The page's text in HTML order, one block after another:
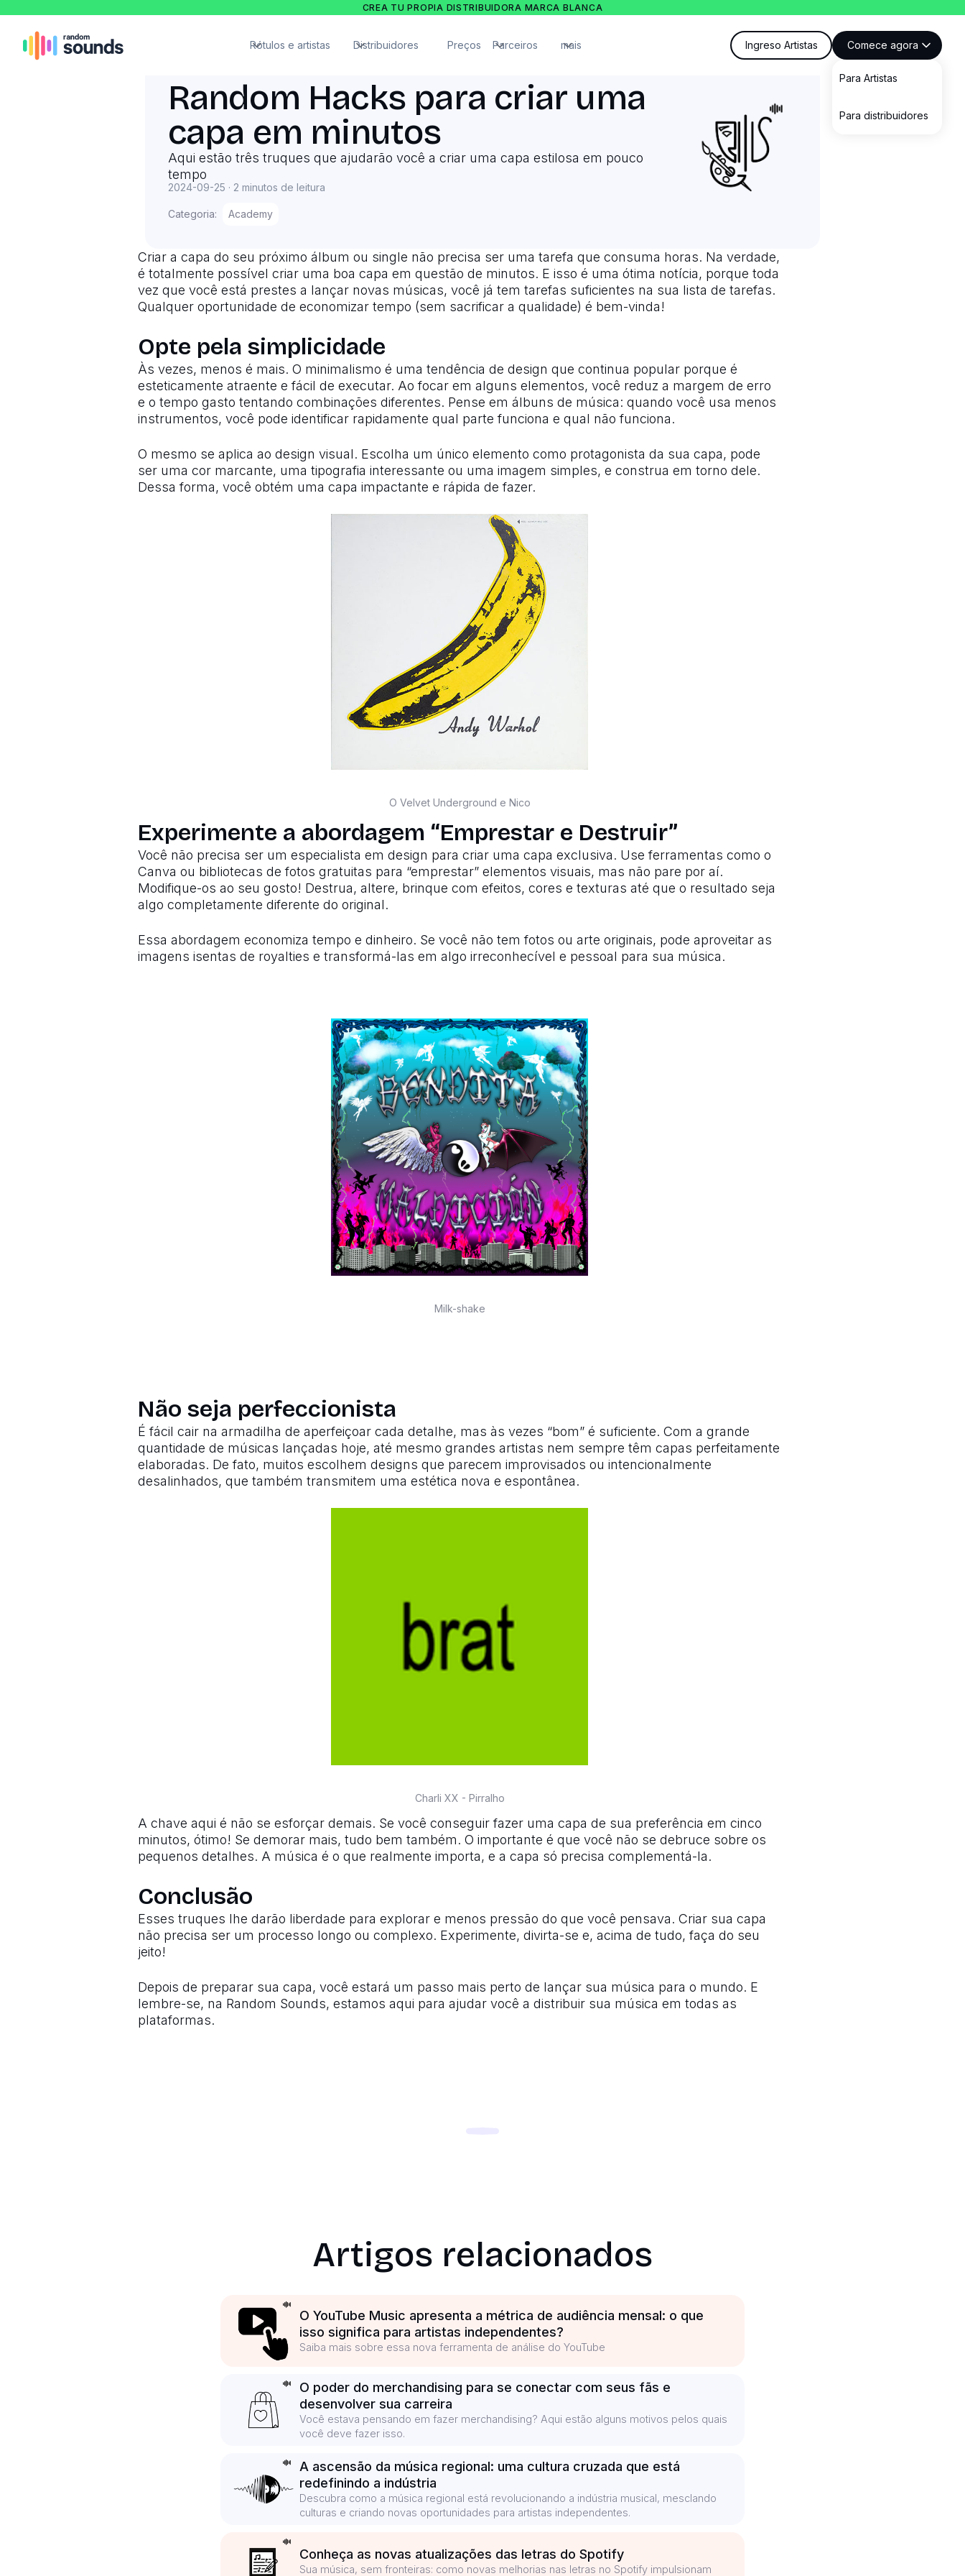
CREA TU PROPIA DISTRIBUIDORA MARCA BLANCA
Rótulos e artistas Distribuidores Preços Parceiros mais Ingreso Artistas Comece agora
Para Artistas
Para distribuidores
Random Hacks para criar uma
capa em minutos
Aqui estão três truques que ajudarão você a criar uma capa estilosa em pouco
tempo
2024-09-25 · 2 minutos de leitura
Categoria: Academy
Criar a capa do seu próximo álbum ou single não precisa ser uma tarefa que consuma horas. Na verdade,
é totalmente possível criar uma boa capa em questão de minutos. E isso é uma ótima notícia, porque toda
vez que você está prestes a lançar novas músicas, você já tem tarefas suficientes na sua lista de tarefas.
Qualquer oportunidade de economizar tempo (sem sacrificar a qualidade) é bem-vinda!
Opte pela simplicidade
Às vezes, menos é mais. O minimalismo é uma tendência de design que continua popular porque é
esteticamente atraente e fácil de executar. Ao focar em alguns elementos, você reduz a margem de erro
e o tempo gasto tentando combinações diferentes. Pense em álbuns de música: quando você usa menos
instrumentos, você pode identificar rapidamente qual parte funciona e qual não funciona.
O mesmo se aplica ao design visual. Escolha um único elemento como protagonista da sua capa, pode
ser uma cor marcante, uma tipografia interessante ou uma imagem simples, e construa em torno dele.
Dessa forma, você obtém uma capa impactante e rápida de fazer.
O Velvet Underground e Nico
Experimente a abordagem “Emprestar e Destruir”
Você não precisa ser um especialista em design para criar uma capa exclusiva. Use ferramentas como o
Canva ou bibliotecas de fotos gratuitas para “emprestar” elementos visuais, mas não pare por aí.
Modifique-os ao seu gosto! Destrua, altere, brinque com efeitos, cores e texturas até que o resultado seja
algo completamente diferente do original.
Essa abordagem economiza tempo e dinheiro. Se você não tem fotos ou arte originais, pode aproveitar as
imagens isentas de royalties e transformá-las em algo irreconhecível e pessoal para sua música.
Milk-shake
Não seja perfeccionista
É fácil cair na armadilha de aperfeiçoar cada detalhe, mas às vezes “bom” é suficiente. Com a grande
quantidade de músicas lançadas hoje, até mesmo grandes artistas nem sempre têm capas perfeitamente
elaboradas. De fato, muitos escolhem designs que parecem improvisados ou intencionalmente
desalinhados, que também transmitem uma estética nova e espontânea.
Charli XX - Pirralho
A chave aqui é não se esforçar demais. Se você conseguir fazer uma capa de sua preferência em cinco
minutos, ótimo! Se demorar mais, tudo bem também. O importante é que você não se debruce sobre os
pequenos detalhes. A música é o que realmente importa, e a capa só precisa complementá-la.
Conclusão
Esses truques lhe darão liberdade para explorar e menos pressão do que você pensava. Criar sua capa
não precisa ser um processo longo ou complexo. Experimente, divirta-se e, acima de tudo, faça do seu
jeito!
Depois de preparar sua capa, você estará um passo mais perto de lançar sua música para o mundo. E
lembre-se, na Random Sounds, estamos aqui para ajudar você a distribuir sua música em todas as
plataformas.
Artigos relacionados
O YouTube Music apresenta a métrica de audiência mensal: o que
isso significa para artistas independentes?
Saiba mais sobre essa nova ferramenta de análise do YouTube
O poder do merchandising para se conectar com seus fãs e
desenvolver sua carreira
Você estava pensando em fazer merchandising? Aqui estão alguns motivos pelos quais
você deve fazer isso.
A ascensão da música regional: uma cultura cruzada que está
redefinindo a indústria
Descubra como a música regional está revolucionando a indústria musical, mesclando
culturas e criando novas oportunidades para artistas independentes.
Conheça as novas atualizações das letras do Spotify
Sua música, sem fronteiras: como novas melhorias nas letras no Spotify impulsionam